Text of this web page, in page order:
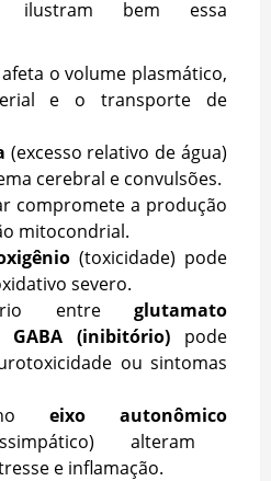
ilustram bem essa
o volume plasmático,
e o transporte de
(excesso relativo de água)
cerebral e convulsões.
compromete a produção
mitocondrial.
(toxicidade) pode
severo.
entre glutamato
GABA (inibitório)pode
ou sintomas
no eixo autonômico
alteram
e inflamação.